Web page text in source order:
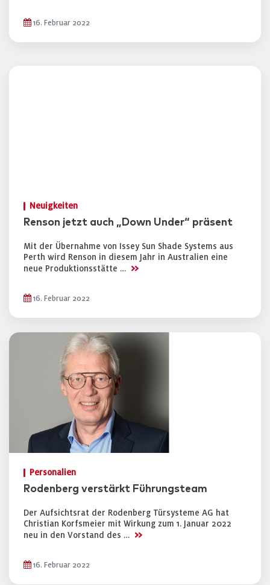
16. Februar 2022
Neuigkeiten
Renson jetzt auch „Down Under“ präsent
Mit der Übernahme von Issey Sun Shade Systems aus
Perth wird Renson in diesem Jahr in Australien eine
neue Produktionsstätte … >>
16. Februar 2022
Personalien
Rodenberg verstärkt Führungsteam
Der Aufsichtsrat der Rodenberg Türsysteme AG hat
Christian Korfsmeier mit Wirkung zum 1. Januar 2022
neu in den Vorstand des … >>
16. Februar 2022